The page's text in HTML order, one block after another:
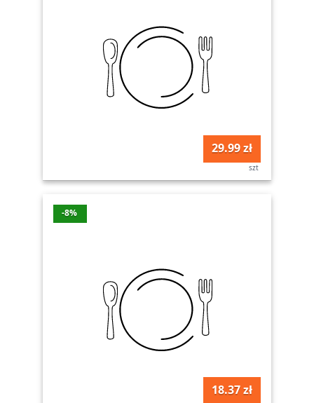
29.99 zł
szt
-8%
18.37 zł